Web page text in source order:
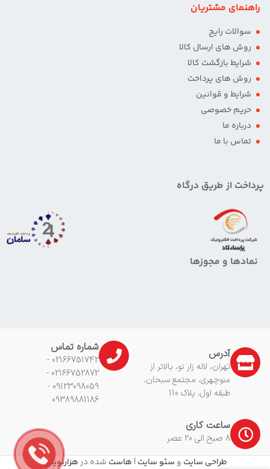
راهنمای مشتریان
سوالات رایج
روش های ارسال کالا
شرایط بازگشت کالا
روش های پرداخت
شرایط و قوانین
حریم خصوصی
درباره ما
تماس با ما
پرداخت از طریق درگاه
نمادها و مجوزها
آدرس
تهران، لاله زار نو، بالاتر از
منوچهری، مجتمع سبحان،
طبقه اول، پلاک 110
شماره تماس
02166751742 -
02166752872 -
09123098059 -
09389881186
ساعت کاری
8 صبح الی 20 عصر
طراحی سایت و سئو سایت| هاست شده درهزارنویس